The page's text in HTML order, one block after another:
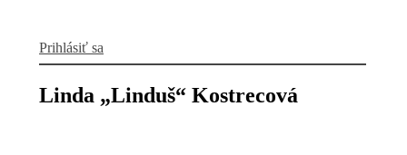
Prihlásiť sa
Linda „Linduš“ Kostrecová